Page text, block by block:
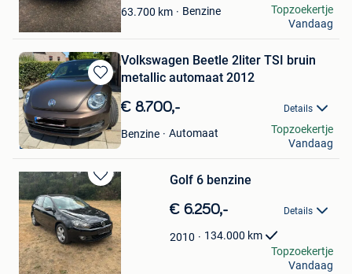
63.700 km Benzine
RachetZin
Court-Saint-Etienne
Topzoekertje
Vandaag
Bewaren
in
Mijn
Favorieten
Volkswagen Beetle 2liter TSI bruin
metallic automaat 2012
€ 8.700,- Details
Benzine Automaat
Marian
Lanaken
Topzoekertje
Vandaag
Bewaren
in
Mijn
Favorieten
Golf 6 benzine
€ 6.250,- Details
2010 134.000 km
D&M autohandel
Werchter
Topzoekertje
Vandaag